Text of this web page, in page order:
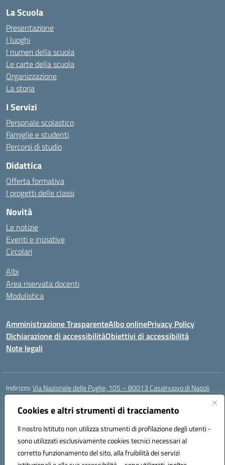
Cookies e altri strumenti di tracciamento
Il nostro Istituto non utilizza strumenti di profilazione degli utenti -
sono utilizzati esclusivamente cookies tecnici necessari al
corretto funzionamento del sito, alla fruibilità dei servizi
La Scuola
Presentazione
I luoghi
I numeri della scuola
Le carte della scuola
Organizzazione
La storia
I Servizi
Personale scolastico
Famiglie e studenti
Percorsi di studio
Didattica
Offerta formativa
I progetti delle classi
Novità
Le notizie
Eventi e iniziative
Circolari
Albi
Area riservata docenti
Modulistica
Amministrazione TrasparenteAlbo onlinePrivacy Policy
Dichiarazione di accessibilitàObiettivi di accessibilità
Note legali
Indirizzo:Via Nazionale delle Puglie, 105 – 80013 Casalnuovo di Napoli
Centralino:
Email:naee32300a@istruzione.it
Codice fiscale: 93007720639
Codice meccanografico:
NAEE32300A
Codice unico di fatturazione (CUF): UFDMFG